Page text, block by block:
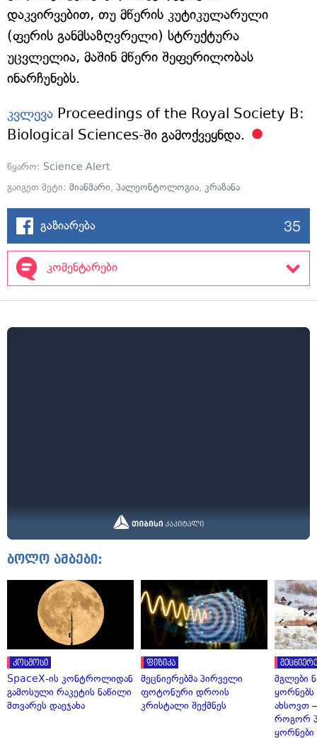
დაკვირვებით, თუ მწერის კუტიკულარული
(ფერის განმსაზღვრელი) სტრუქტურა
უცვლელია, მაშინ მწერი შეფერილობას
ინარჩუნებს.
კვლევა Proceedings of the Royal Society B:
Biological Sciences-ში გამოქვეყნდა.
წყარო: Science Alert
გაიგეთ მეტი: მიანმარი, პალეონტოლოგია, კრაზანა
გაზიარება 35
კომენტარები
ბოლო ამბები:
კოსმოსი
SpaceX-ის კონტროლიდან
გამოსული რაკეტის ნაწილი
მთვარეს დაეჯახა
ფიზიკა
მეცნიერებმა პირველი
ფოტონური დროის
კრისტალი შექმნეს
მგლები
ახსოვთ
როგორ
ყორნები